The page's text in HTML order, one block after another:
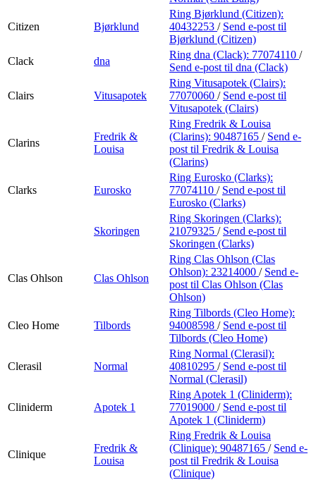
Citizen Bjørklund
Ring Bjørklund (Citizen):
40432253 / Send e-post til
Bjørklund (Citizen)
Clack
dna
Ring dna (Clack): 77074110 /
Send e-post til dna (Clack)
Clairs Vitusapotek
Ring Vitusapotek (Clairs):
77070060 / Send e-post til
Vitusapotek (Clairs)
Clarins
Fredrik &
Louisa
Ring Fredrik & Louisa
(Clarins): 90487165 / Send e-
post til Fredrik & Louisa
(Clarins)
Clarks Eurosko
Ring Eurosko (Clarks):
77074110 / Send e-post til
Eurosko (Clarks)
Skoringen
Ring Skoringen (Clarks):
21079325 / Send e-post til
Skoringen (Clarks)
Clas Ohlson Clas Ohlson
Ring Clas Ohlson (Clas
Ohlson): 23214000 / Send e-
post til Clas Ohlson (Clas
Ohlson)
Cleo Home Tilbords
Ring Tilbords (Cleo Home):
94008598 / Send e-post til
Tilbords (Cleo Home)
Clerasil Normal
Ring Normal (Clerasil):
40810295 / Send e-post til
Normal (Clerasil)
Cliniderm Apotek 1
Ring Apotek 1 (Cliniderm):
77019000 / Send e-post til
Apotek 1 (Cliniderm)
Clinique
Fredrik &
Louisa
Ring Fredrik & Louisa
(Clinique): 90487165 / Send e-
post til Fredrik & Louisa
(Clinique)